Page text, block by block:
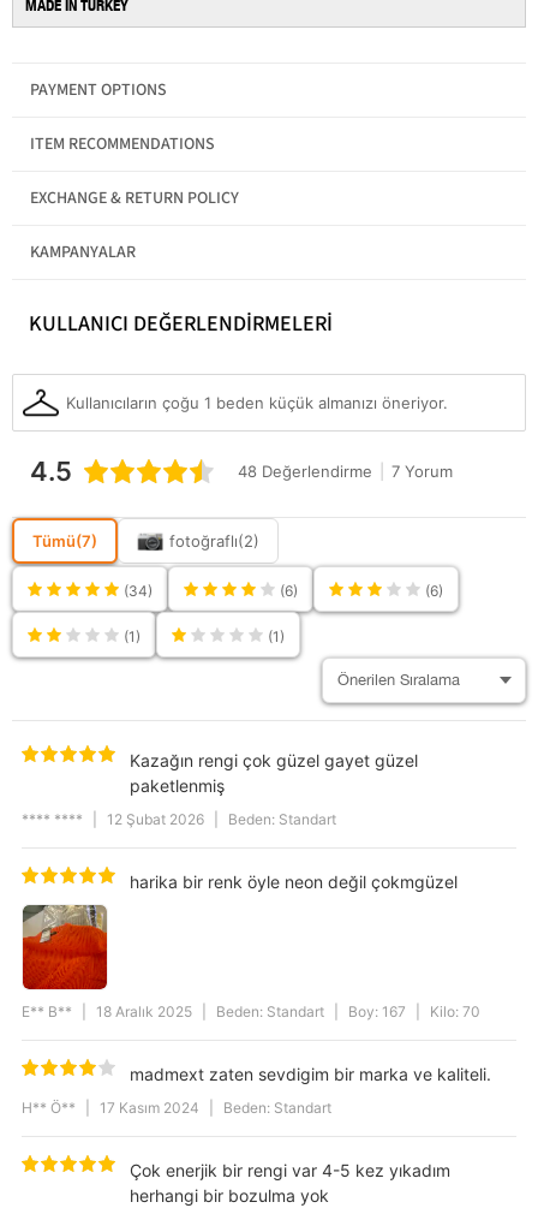
Category
Product Features
Basic
PAYMENT OPTIONS
ITEM RECOMMENDATIONS
EXCHANGE & RETURN POLICY
KAMPANYALAR
KULLANICI DEĞERLENDİRMELERİ
Kullanıcıların çoğu 1 beden küçük almanızı öneriyor.
4.5 48 Değerlendirme 7 Yorum
Tümü(7) fotoğraflı(2)
(34) (6) (6)
(1) (1)
Kazağın rengi çok güzel gayet güzel
paketlenmiş
**** **** 12 Şubat 2026 Beden: Standart
harika bir renk öyle neon değil çokmgüzel
E** B** 18 Aralık 2025 Beden: Standart Boy: 167 Kilo: 70
madmext zaten sevdigim bir marka ve kaliteli.
H** Ö** 17 Kasım 2024 Beden: Standart
Çok enerjik bir rengi var 4-5 kez yıkadım
herhangi bir bozulma yok